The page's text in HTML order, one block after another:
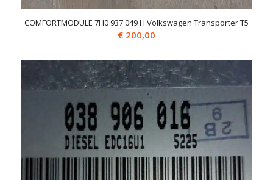
COMFORTMODULE 7H0 937 049 H Volkswagen Transporter T5
€200,00